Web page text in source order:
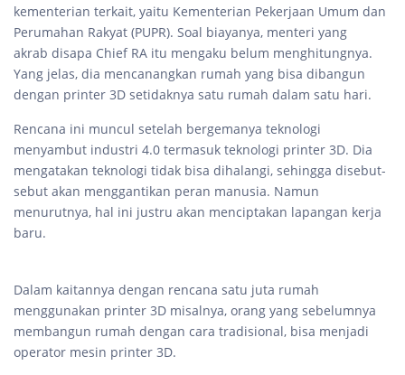
kementerian terkait, yaitu Kementerian Pekerjaan Umum dan
Perumahan Rakyat (PUPR). Soal biayanya, menteri yang
akrab disapa Chief RA itu mengaku belum menghitungnya.
Yang jelas, dia mencanangkan rumah yang bisa dibangun
dengan printer 3D setidaknya satu rumah dalam satu hari.
Rencana ini muncul setelah bergemanya teknologi
menyambut industri 4.0 termasuk teknologi printer 3D. Dia
mengatakan teknologi tidak bisa dihalangi, sehingga disebut-
sebut akan menggantikan peran manusia. Namun
menurutnya, hal ini justru akan menciptakan lapangan kerja
baru.
Dalam kaitannya dengan rencana satu juta rumah
menggunakan printer 3D misalnya, orang yang sebelumnya
membangun rumah dengan cara tradisional, bisa menjadi
operator mesin printer 3D.